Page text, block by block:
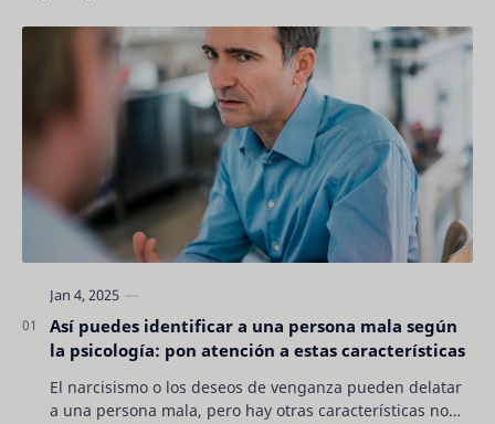
Así puedes identificar a una persona mala según
la psicología: pon atención a estas características
El narcisismo o los deseos de venganza pueden delatar
a una persona mala, pero hay otras características no